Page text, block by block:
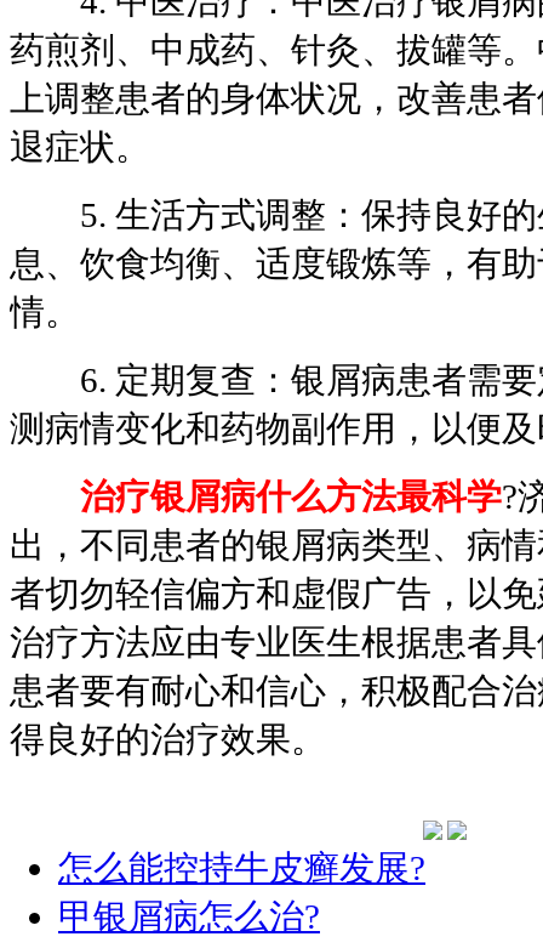
药煎剂、中成药、针灸、拔罐等
上调整患者的身体状况，改善患
退症状。
5. 生活方式调整：保持良好的
息、饮食均衡、适度锻炼等，有
情。
6. 定期复查：银屑病患者需要
测病情变化和药物副作用，以便
治疗银屑病什么方法最科学?
出，不同患者的银屑病类型、病
者切勿轻信偏方和虚假广告，以
治疗方法应由专业医生根据患者
患者要有耐心和信心，积极配合
得良好的治疗效果。
怎么能控持牛皮癣发展?
甲银屑病怎么治?